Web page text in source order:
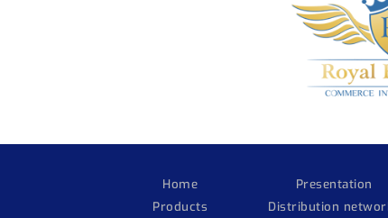
Home
Presentation
Products
Distribution